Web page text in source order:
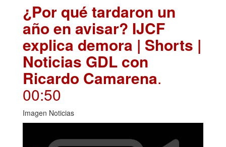
¿Por qué tardaron un
año en avisar? IJCF
explica demora | Shorts |
Noticias GDL con
Ricardo Camarena.
00:50
Imagen Noticias